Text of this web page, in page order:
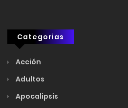
Categorias
Acción
Adultos
Apocalipsis